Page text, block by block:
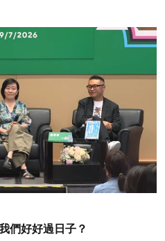
們好好過日子？